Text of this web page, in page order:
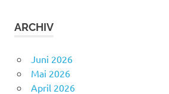
ARCHIV
Juni 2026
Mai 2026
April 2026